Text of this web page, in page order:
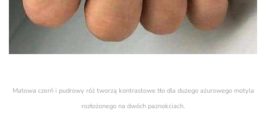
Matowa czerń i pudrowy róż tworzą kontrastowe tło dla dużego ażurowego motyla
rozłożonego na dwóch paznokciach.